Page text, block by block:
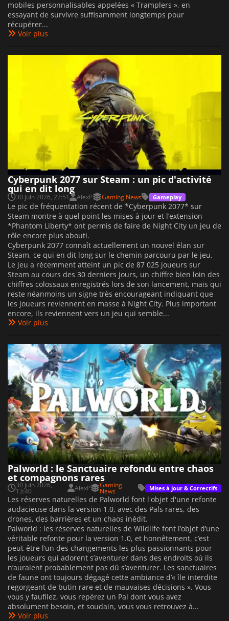
mobiles personnalisables appelées « Tramplers », en
essayant de survivre suffisamment longtemps pour
récupérer...
Voir plus
Cyberpunk 2077 sur Steam : un pic d'activité
qui en dit long
30 juin 2026, 22:51 AlexP Gaming News Gameplay
Le pic de fréquentation récent de *Cyberpunk 2077* sur
Steam montre à quel point les mises à jour et l’extension
*Phantom Liberty* ont permis de faire de Night City un jeu de
rôle encore plus abouti.
Cyberpunk 2077 connaît actuellement un nouvel élan sur
Steam, ce qui en dit long sur le chemin parcouru par le jeu.
Le jeu a récemment atteint un pic de 87 025 joueurs sur
Steam au cours des 30 derniers jours, un chiffre bien loin des
chiffres colossaux enregistrés lors de son lancement, mais qui
reste néanmoins un signe très encourageant indiquant que
les joueurs reviennent en masse à Night City. Plus important
encore, ils reviennent vers un jeu qui semble...
Voir plus
Palworld : le Sanctuaire refondu entre chaos
et compagnons rares
30 juin 2026,
13:40 AlexP Gaming
News Mises à jour & Correctifs
Les réserves naturelles de Palworld font l'objet d'une refonte
audacieuse dans la version 1.0, avec des Pals rares, des
drones, des barrières et un chaos inédit.
Palworld : les réserves naturelles de Wildlife font l’objet d’une
véritable refonte pour la version 1.0, et honnêtement, c’est
peut-être l’un des changements les plus passionnants pour
les joueurs qui adorent s’aventurer dans des endroits où ils
n’auraient probablement pas dû s’aventurer. Les sanctuaires
de faune ont toujours dégagé cette ambiance d’« île interdite
regorgeant de butin rare et de mauvaises décisions ». Vous
vous y faufilez, vous repérez un Pal dont vous avez
absolument besoin, et soudain, vous vous retrouvez à...
Voir plus